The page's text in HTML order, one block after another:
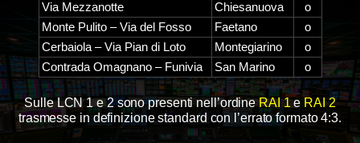
Via Mezzanotte
Chiesanuova
o
Monte Pulito – Via del Fosso
Faetano
o
Cerbaiola – Via Pian di Loto
Montegiarino
o
Contrada Omagnano – Funivia
San Marino o
Sulle LCN 1 e 2 sono presenti nell’ordineRAI 1e RAI 2
trasmesse in definizione standard con l’errato formato 4:3.